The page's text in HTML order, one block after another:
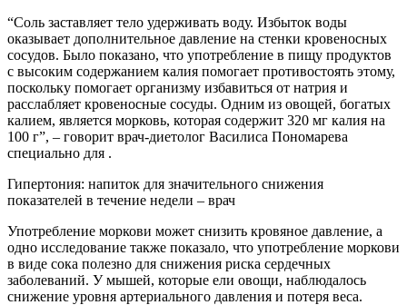
“Соль заставляет тело удерживать воду. Избыток воды
оказывает дополнительное давление на стенки кровеносных
сосудов. Было показано, что употребление в пищу продуктов
с высоким содержанием калия помогает противостоять этому,
поскольку помогает организму избавиться от натрия и
расслабляет кровеносные сосуды. Одним из овощей, богатых
калием, является морковь, которая содержит 320 мг калия на
100 г”, – говорит врач-диетолог Василиса Пономарева
специально для .
Гипертония: напиток для значительного снижения
показателей в течение недели – врач
Употребление моркови может снизить кровяное давление, а
одно исследование также показало, что употребление моркови
в виде сока полезно для снижения риска сердечных
заболеваний. У мышей, которые ели овощи, наблюдалось
снижение уровня артериального давления и потеря веса.